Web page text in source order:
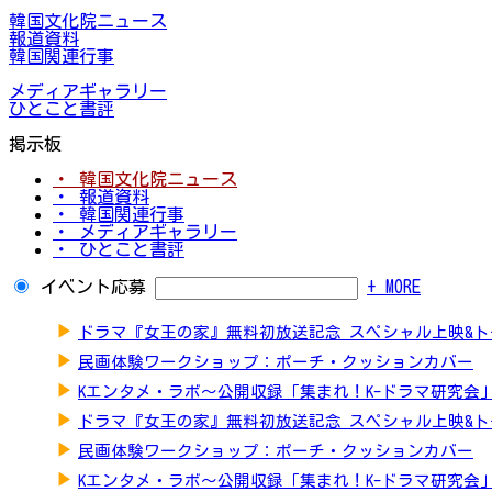
韓国文化院ニュース
報道資料
韓国関連行事
メディアギャラリー
ひとこと書評
掲示板
・ 韓国文化院ニュース
・ 報道資料
・ 韓国関連行事
・ メディアギャラリー
・ ひとこと書評
イベント応募 + MORE
▶ ドラマ『女王の家』無料初放送記念 スペシャル上映&
▶ 民画体験ワークショップ：ポーチ・クッションカバー
▶ Kエンタメ・ラボ～公開収録「集まれ！K-ドラマ研究会」
▶ ドラマ『女王の家』無料初放送記念 スペシャル上映&
▶ 民画体験ワークショップ：ポーチ・クッションカバー
▶ Kエンタメ・ラボ～公開収録「集まれ！K-ドラマ研究会」